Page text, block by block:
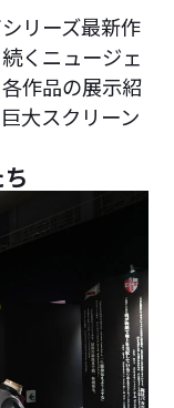
リーズ最新作
くニュージェ
作品の展示紹
大スクリーン